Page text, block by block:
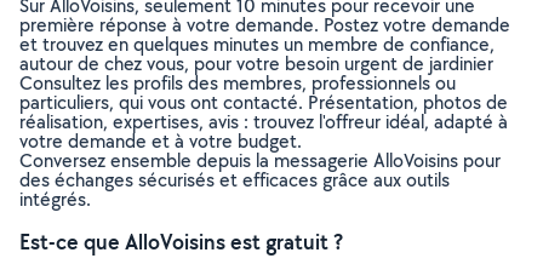
Sur AlloVoisins, seulement 10 minutes pour recevoir une
première réponse à votre demande. Postez votre demande
et trouvez en quelques minutes un membre de confiance,
autour de chez vous, pour votre besoin urgent de jardinier
Consultez les profils des membres, professionnels ou
particuliers, qui vous ont contacté. Présentation, photos de
réalisation, expertises, avis : trouvez l'offreur idéal, adapté à
votre demande et à votre budget.
Conversez ensemble depuis la messagerie AlloVoisins pour
des échanges sécurisés et efficaces grâce aux outils
intégrés.
Est-ce que AlloVoisins est gratuit ?